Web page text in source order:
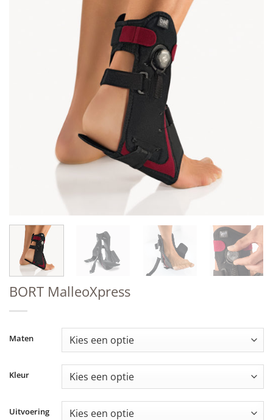
BORT MalleoXpress
Maten
Kleur
Uitvoering